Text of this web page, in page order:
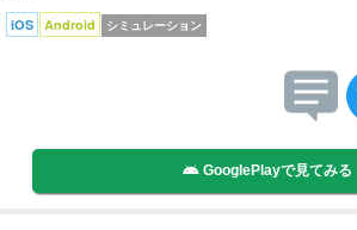
iOS Android シミュレーション
GooglePlayで見てみる